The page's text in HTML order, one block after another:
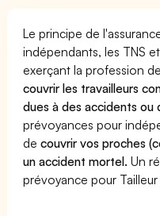
Le principe de
indépendants, les TNS
exerçant la profession
couvrir les travailleurs
dues à des accidents ou
prévoyances pour
decouvrir vos proches
un accident mortel. Un
prévoyance pour Tailleur